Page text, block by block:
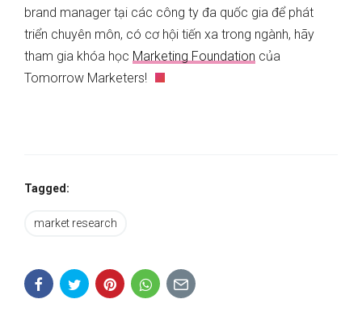
brand manager tại các công ty đa quốc gia để phát
triển chuyên môn, có cơ hội tiến xa trong ngành, hãy
tham gia khóa học Marketing Foundation của
Tomorrow Marketers!
Tagged:
market research